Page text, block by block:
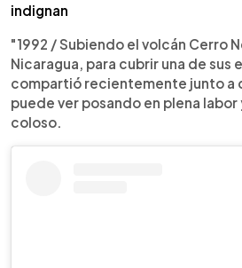
indignan
"1992 / Subiendo el volcán Cerro
Nicaragua, para cubrir una de sus
compartió recientemente junto a
puede ver posando en plena
coloso.